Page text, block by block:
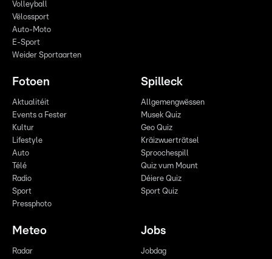
Volleyball
Vëlossport
Auto-Moto
E-Sport
Weider Sportaarten
Fotoen
Aktualitéit
Events a Fester
Kultur
Lifestyle
Auto
Télé
Radio
Sport
Pressphoto
Spilleck
Allgemengwëssen
Musek Quiz
Geo Quiz
Kräizwuerträtsel
Sproochespill
Quiz vum Mount
Déiere Quiz
Sport Quiz
Meteo
Radar
Jobs
Jobdag